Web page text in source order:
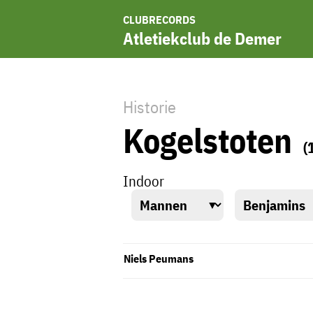
CLUBRECORDS
Atletiekclub de Demer
Historie
Kogelstoten
Indoor
Niels Peumans